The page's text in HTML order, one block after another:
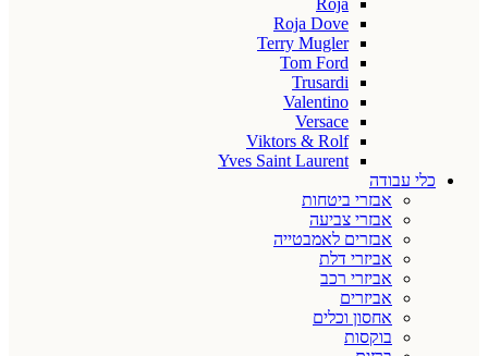
Roja
Roja Dove
Terry Mugler
Tom Ford
Trusardi
Valentino
Versace
Viktors & Rolf
Yves Saint Laurent
כלי עבודה
אבזרי ביטחות
אבזרי צביעה
אבזרים לאמבטייה
אביזרי דלת
אביזרי רכב
אביזרים
אחסון וכלים
בוקסות